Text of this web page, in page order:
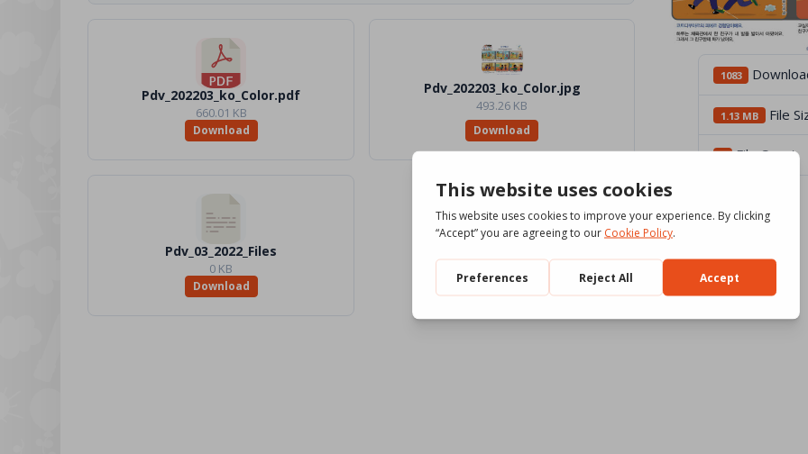
Pdv_202203_ko_Color.pdf
660.01 KB
Download
Pdv_202203_ko_Color.jpg
493.26 KB
Download
Pdv_03_2022_Files
0 KB
Download
1083
1.13 MB File
3 File Count